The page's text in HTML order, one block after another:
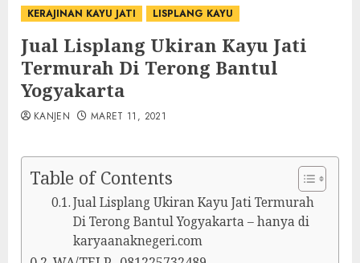
KERAJINAN KAYU JATI LISPLANG KAYU
Jual Lisplang Ukiran Kayu Jati
Termurah Di Terong Bantul
Yogyakarta
KANJEN MARET 11, 2021
Table of Contents
Jual Lisplang Ukiran Kayu Jati Termurah
Di Terong Bantul Yogyakarta – hanya di
karyaanaknegeri.com